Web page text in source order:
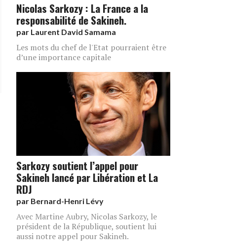
Nicolas Sarkozy : La France a la
responsabilité de Sakineh.
par Laurent David Samama
Les mots du chef de l'Etat pourraient être
d’une importance capitale
Sarkozy soutient l’appel pour
Sakineh lancé par Libération et La
RDJ
par Bernard-Henri Lévy
Avec Martine Aubry, Nicolas Sarkozy, le
président de la République, soutient lui
aussi notre appel pour Sakineh.